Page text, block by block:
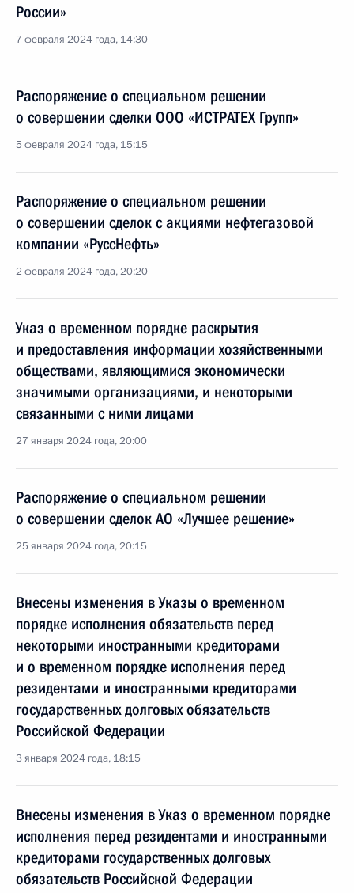
России»
7 февраля 2024 года, 14:30
Распоряжение о специальном решении
о совершении сделки ООО «ИСТРАТЕХ Групп»
5 февраля 2024 года, 15:15
Распоряжение о специальном решении
о совершении сделок с акциями нефтегазовой
компании «РуссНефть»
2 февраля 2024 года, 20:20
Указ о временном порядке раскрытия
и предоставления информации хозяйственными
обществами, являющимися экономически
значимыми организациями, и некоторыми
связанными с ними лицами
27 января 2024 года, 20:00
Распоряжение о специальном решении
о совершении сделок АО «Лучшее решение»
25 января 2024 года, 20:15
Внесены изменения в Указы о временном
порядке исполнения обязательств перед
некоторыми иностранными кредиторами
и о временном порядке исполнения перед
резидентами и иностранными кредиторами
государственных долговых обязательств
Российской Федерации
3 января 2024 года, 18:15
Внесены изменения в Указ о временном порядке
исполнения перед резидентами и иностранными
кредиторами государственных долговых
обязательств Российской Федерации